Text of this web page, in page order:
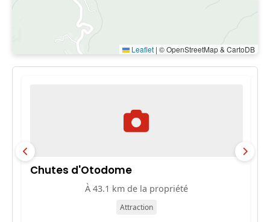
Leaflet | © OpenStreetMap & CartoDB
Chutes d'Otodome
À 43.1 km de la propriété
Attraction